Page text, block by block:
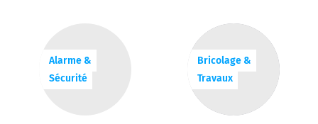
Alarme &
Sécurité
Bricolage &
Travaux